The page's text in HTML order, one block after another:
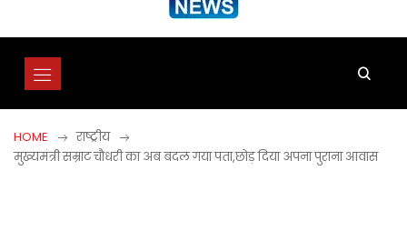
HOME
राष्ट्रीय
मुख्यमंत्री सम्राट चौधरी का अब बदल गया पता,छोड़ दिया अपना पुराना आवास